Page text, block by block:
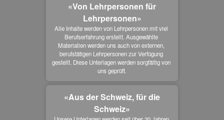
«Von Lehrpersonen für
Lehrpersonen»
Alle Inhalte werden von Lehrpersonen mit viel
Berufserfahrung erstellt. Ausgewählte
Materialien werden uns auch von externen,
berufstätigen Lehrpersonen zur Verfügung
gestellt. Diese Unterlagen werden sorgfältig von
uns geprüft.
«Aus der Schweiz, für die
Schweiz»